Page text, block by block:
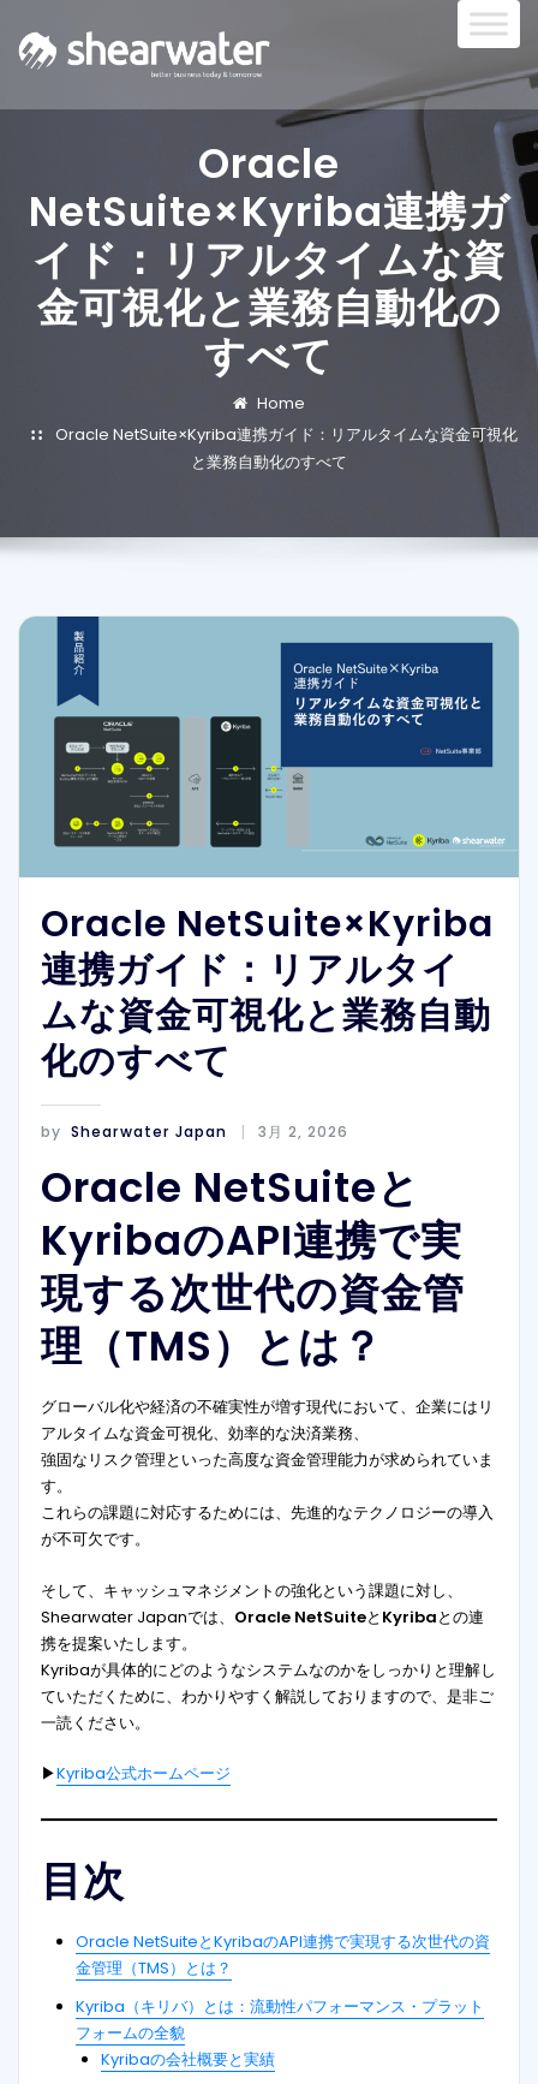
Oracle
NetSuite×Kyriba連携ガ
イド：リアルタイムな資
金可視化と業務自動化の
すべて
Home
Oracle NetSuite×Kyriba連携ガイド：リアルタイムな資金可視化
と業務自動化のすべて
Oracle NetSuite×Kyriba
連携ガイド：リアルタイ
ムな資金可視化と業務自動
化のすべて
by Shearwater Japan 3月 2, 2026
Oracle NetSuiteと
KyribaのAPI連携で実
現する次世代の資金管
理（TMS）とは？
グローバル化や経済の不確実性が増す現代において、企業にはリ
アルタイムな資金可視化、効率的な決済業務、
強固なリスク管理といった高度な資金管理能力が求められていま
す。
これらの課題に対応するためには、先進的なテクノロジーの導入
が不可欠です。
そして、キャッシュマネジメントの強化という課題に対し、
Shearwater Japanでは、 Oracle NetSuiteと Kyribaとの連
携を提案いたします。
Kyribaが具体的にどのようなシステムなのかをしっかりと理解し
ていただくために、わかりやすく解説しておりますので、是非ご
一読ください。
▶Kyriba公式ホームページ
目次
Oracle NetSuiteとKyribaのAPI連携で実現する次世代の資
金管理（TMS）とは？
Kyriba（キリバ）とは：流動性パフォーマンス・プラット
フォームの全貌
Kyribaの会社概要と実績